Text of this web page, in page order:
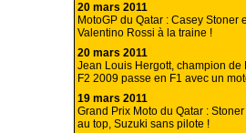
20 mars 2011
MotoGP du Qatar : Casey Stoner
Valentino Rossi à la traine !
20 mars 2011
Jean Louis Hergott, champion de
F2 2009 passe en F1 avec un
19 mars 2011
Grand Prix Moto du Qatar :
au top, Suzuki sans pilote !